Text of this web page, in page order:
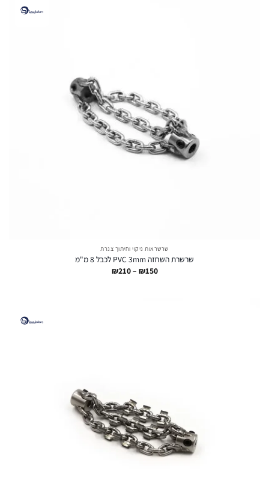
שרשראות ניקוי וחיתוך צנרת
שרשרת השחזה PVC 3mm לכבל 8 מ"מ
₪150
–
₪210 טווח